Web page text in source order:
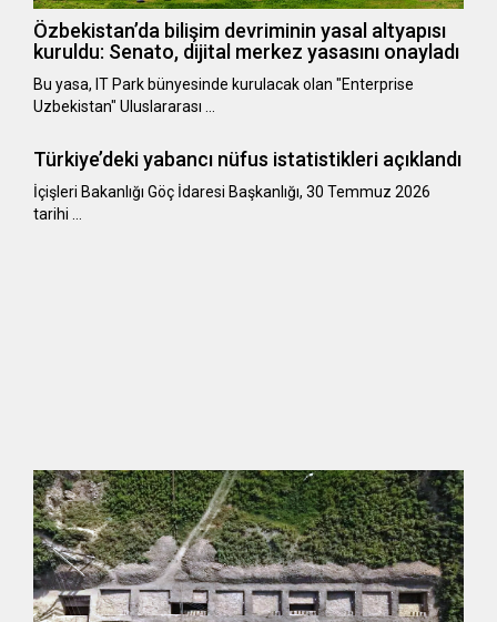
Özbekistan’da bilişim devriminin yasal altyapısı
kuruldu: Senato, dijital merkez yasasını onayladı
Bu yasa, IT Park bünyesinde kurulacak olan "Enterprise
Uzbekistan" Uluslararası …
Türkiye’deki yabancı nüfus istatistikleri açıklandı
​​​​​​​İçişleri Bakanlığı Göç İdaresi Başkanlığı, 30 Temmuz 2026
tarihi …